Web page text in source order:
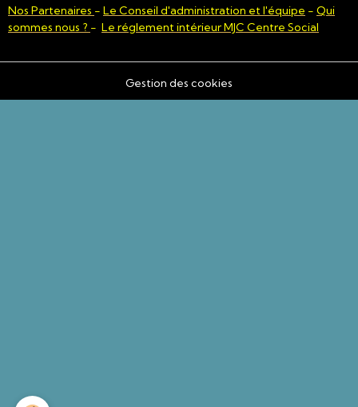
Nos Partenaires - Le Conseil d'administration et l'équipe - Qui
sommes nous ? - Le réglement intérieur MJC Centre Social
Gestion des cookies